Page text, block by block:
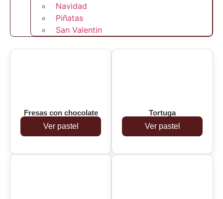
Navidad
Piñatas
San Valentin
Fresas con chocolate
Ver pastel
Tortuga
Ver pastel